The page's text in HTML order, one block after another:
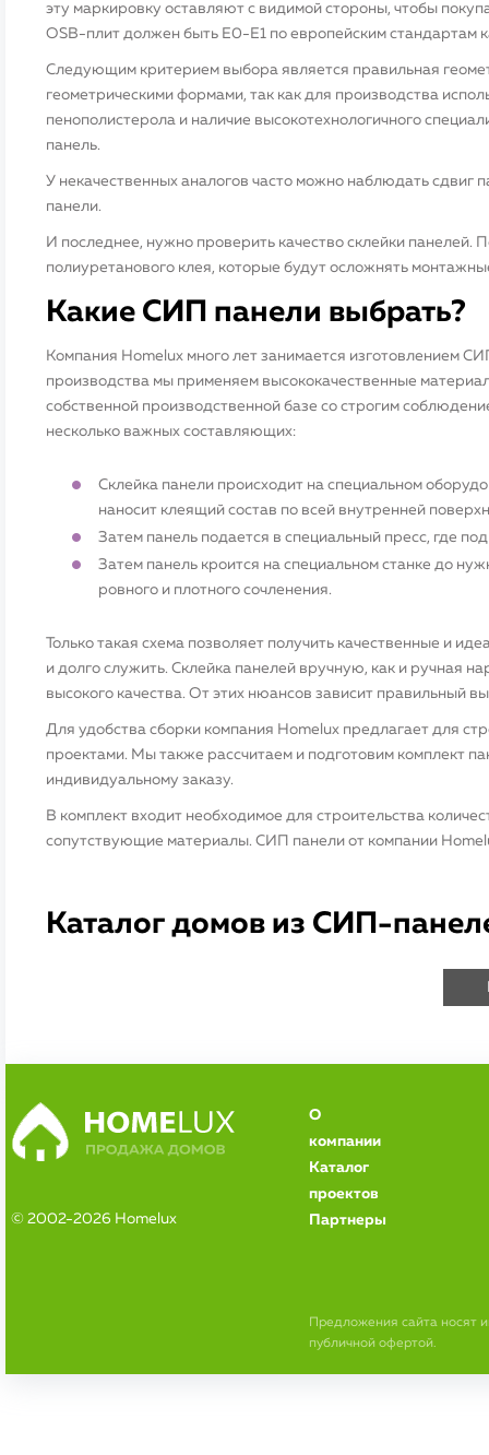
эту маркировку оставляют с видимой стороны, чтобы
OSB-плит должен быть E0-E1 по европейским стандартам
Следующим критерием выбора является правильная
геометрическими формами, так как для производства
пенополистерола и наличие высокотехнологичного
панель.
У некачественных аналогов часто можно наблюдать сдвиг
панели.
И последнее, нужно проверить качество склейки
полиуретанового клея, которые будут осложнять
Какие СИП панели выбрать?
Компания Homelux много лет занимается изготовлением
производства мы применяем высококачественные
собственной производственной базе со строгим
несколько важных составляющих:
Склейка панели происходит на специальном
наносит клеящий состав по всей внутренней
Затем панель подается в специальный пресс, где
Затем панель кроится на специальном станке до
ровного и плотного сочленения.
Только такая схема позволяет получить качественные и
и долго служить. Склейка панелей вручную, как и ручная
высокого качества. От этих нюансов зависит правильный
Для удобства сборки компания Homelux предлагает для
проектами. Мы также рассчитаем и подготовим комплект
индивидуальному заказу.
В комплект входит необходимое для строительства
сопутствующие материалы. СИП панели от компании
Каталог домов из СИП-
© 2002-2026 Homelux
О
компании
Каталог
проектов
Партнеры
Предложения сайта носят
публичной офертой.